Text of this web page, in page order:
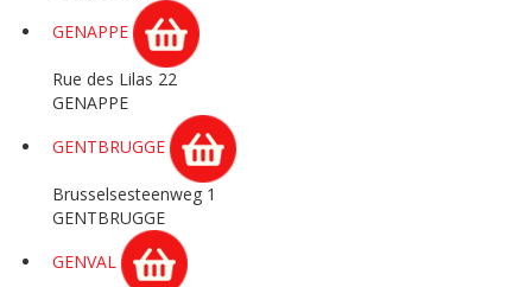
GENAPPE
Rue des Lilas 22
GENAPPE
GENTBRUGGE
Brusselsesteenweg 1
GENTBRUGGE
GENVAL